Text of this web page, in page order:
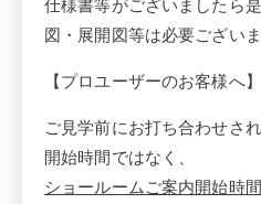
仕様書等がございましたら
図・展開図等は必要ございま
【プロユーザーのお客様へ】
ご見学前にお打ち合わせさ
開始時間ではなく、
ショールームご案内開始時